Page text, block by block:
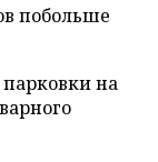
побольше
парковки на